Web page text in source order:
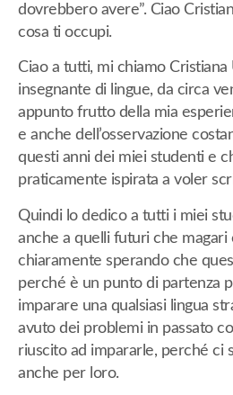
dovrebbero avere”. Ciao
cosa ti occupi.
Ciao a tutti, mi chiamo
insegnante di lingue, da circa
appunto frutto della mia
e anche dell’osservazione
questi anni dei miei studenti e
praticamente ispirata a voler
Quindi lo dedico a tutti i miei
anche a quelli futuri che magari
chiaramente sperando che
perché è un punto di partenza
imparare una qualsiasi lingua
avuto dei problemi in passato
riuscito ad impararle, perché ci
anche per loro.